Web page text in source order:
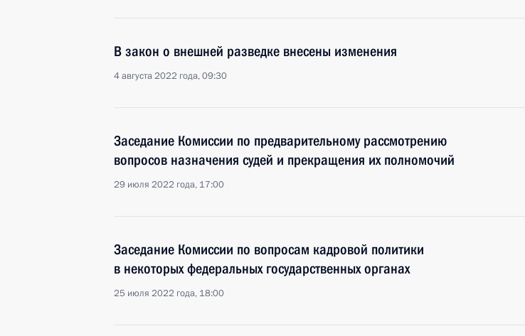
В закон о внешней разведке внесены изменения
4 августа 2022 года, 09:30
Заседание Комиссии по предварительному рассмотрению
вопросов назначения судей и прекращения их полномочий
29 июля 2022 года, 17:00
Заседание Комиссии по вопросам кадровой политики
в некоторых федеральных государственных органах
25 июля 2022 года, 18:00